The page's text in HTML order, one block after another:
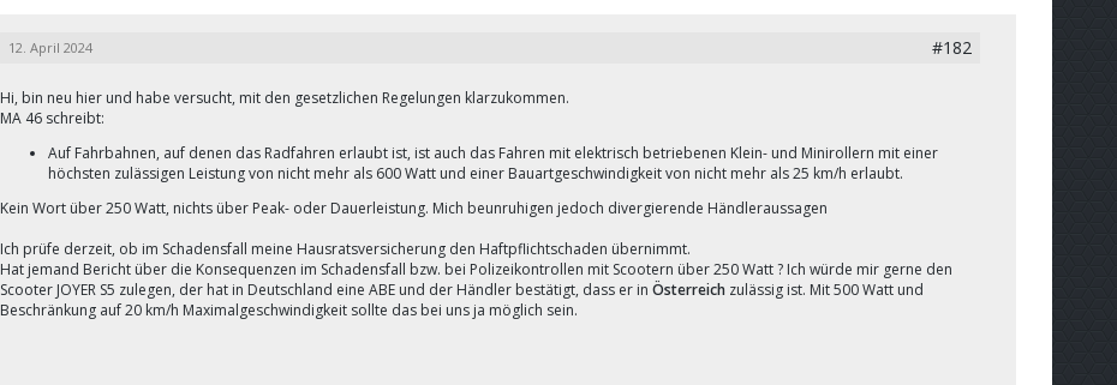
12. April 2024 #182
Hi, bin neu hier und habe versucht, mit den gesetzlichen Regelungen klarzukommen.
MA 46 schreibt:
Auf Fahrbahnen, auf denen das Radfahren erlaubt ist, ist auch das Fahren mit elektrisch betriebenen Klein- und Minirollern mit einer
höchsten zulässigen Leistung von nicht mehr als 600 Watt und einer Bauartgeschwindigkeit von nicht mehr als 25 km/h erlaubt.
Kein Wort über 250 Watt, nichts über Peak- oder Dauerleistung. Mich beunruhigen jedoch divergierende Händleraussagen
Ich prüfe derzeit, ob im Schadensfall meine Hausratsversicherung den Haftpflichtschaden übernimmt.
Hat jemand Bericht über die Konsequenzen im Schadensfall bzw. bei Polizeikontrollen mit Scootern über 250 Watt ? Ich würde mir gerne den
Scooter JOYER S5 zulegen, der hat in Deutschland eine ABE und der Händler bestätigt, dass er in Österreichzulässig ist. Mit 500 Watt und
Beschränkung auf 20 km/h Maximalgeschwindigkeit sollte das bei uns ja möglich sein.